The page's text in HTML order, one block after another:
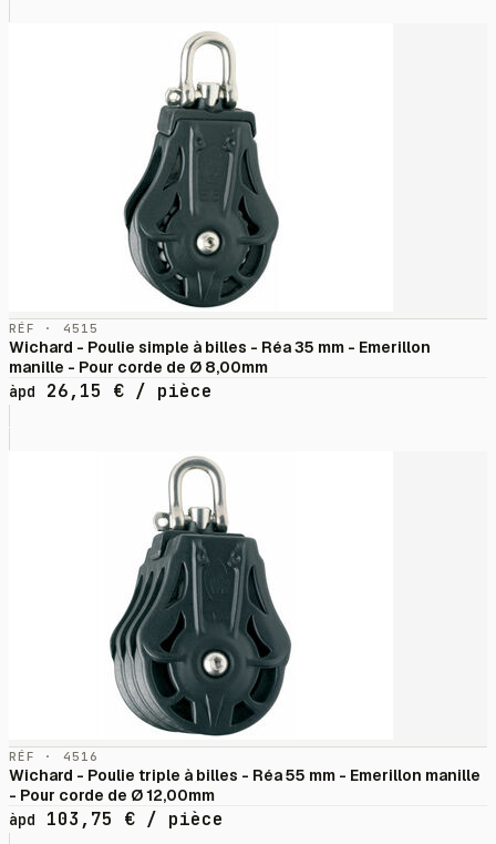
RÉF · 4515
Wichard - Poulie simple à billes - Réa 35 mm - Emerillon
manille - Pour corde de Ø 8,00mm
àpd
26,15 € / pièce
RÉF · 4516
Wichard - Poulie triple à billes - Réa 55 mm - Emerillon manille
- Pour corde de Ø 12,00mm
àpd
103,75 € / pièce